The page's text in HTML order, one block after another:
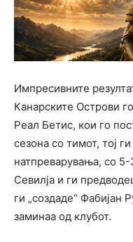
Импресивните
Канарските Острови
Реал Бетис, кои го
сезона со тимот, тој
натпреварувања, со
Севилја и ги
ги „создаде“
заминаа од клубот.